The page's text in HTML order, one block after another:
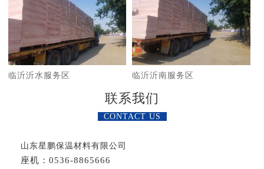
临沂沂水服务区 临沂沂南服务区
联系我们
CONTACT US
山东星鹏保温材料有限公司
座机：0536-8865666